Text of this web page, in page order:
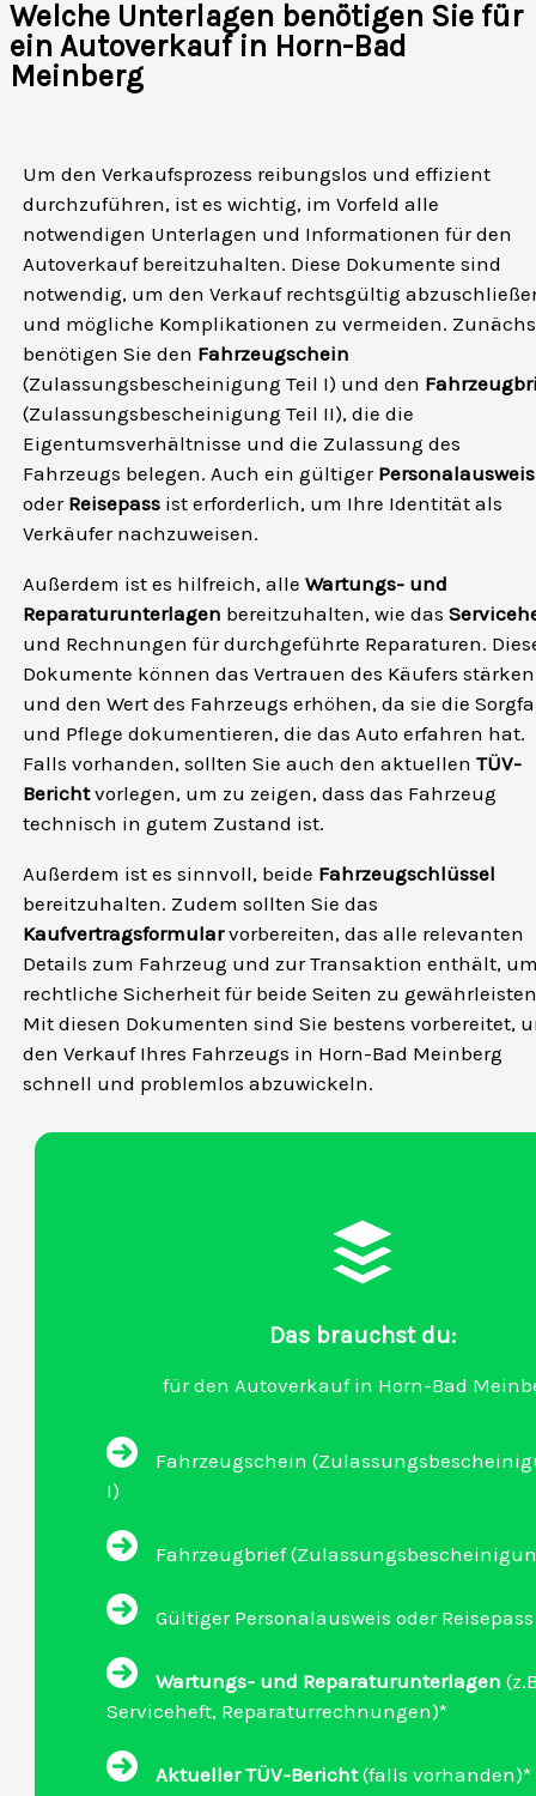
Welche Unterlagen benötigen Sie für
ein Autoverkauf in Horn-Bad
Meinberg
Um den Verkaufsprozess reibungslos und effizient
durchzuführen, ist es wichtig, im Vorfeld alle
notwendigen Unterlagen und Informationen für den
Autoverkauf bereitzuhalten. Diese Dokumente sind
notwendig, um den Verkauf rechtsgültig
und mögliche Komplikationen zu vermeiden.
benötigen Sie den Fahrzeugschein
(Zulassungsbescheinigung Teil I) und den
(Zulassungsbescheinigung Teil II), die die
Eigentumsverhältnisse und die Zulassung des
Fahrzeugs belegen. Auch ein gültiger Personalausweis
oder Reisepass ist erforderlich, um Ihre Identität als
Verkäufer nachzuweisen.
Außerdem ist es hilfreich, alle Wartungs- und
Reparaturunterlagen bereitzuhalten, wie das
und Rechnungen für durchgeführte Reparaturen.
Dokumente können das Vertrauen des Käufers stärken
und den Wert des Fahrzeugs erhöhen, da sie die
und Pflege dokumentieren, die das Auto erfahren hat.
Falls vorhanden, sollten Sie auch den aktuellen TÜV-
Berichtvorlegen, um zu zeigen, dass das Fahrzeug
technisch in gutem Zustand ist.
Außerdem ist es sinnvoll, beide Fahrzeugschlüssel
bereitzuhalten. Zudem sollten Sie das
Kaufvertragsformularvorbereiten, das alle relevanten
Details zum Fahrzeug und zur Transaktion enthält,
rechtliche Sicherheit für beide Seiten zu
Mit diesen Dokumenten sind Sie bestens vorbereitet,
den Verkauf Ihres Fahrzeugs in Horn-Bad Meinberg
schnell und problemlos abzuwickeln.
Das brauchst du:
für den Autoverkauf in Horn-Bad
Fahrzeugschein
I)
Fahrzeugbrief
Gültiger Personalausweis oder Reisepass
Wartungs- und Reparaturunterlagen
Serviceheft, Reparaturrechnungen)*
Aktueller TÜV-Bericht(falls vorhanden)*